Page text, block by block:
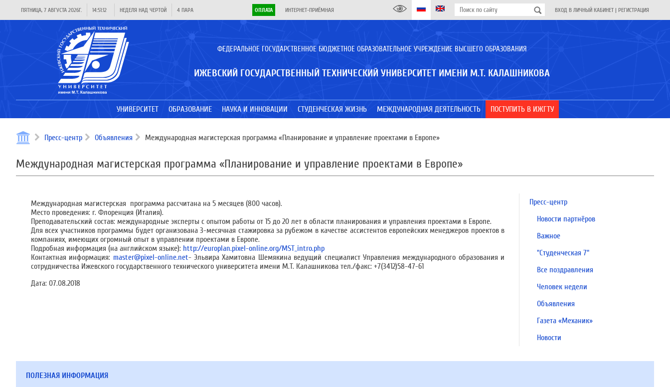
ПЯТНИЦА, 7 АВГУСТА 2026Г. 14:51:12 НЕДЕЛЯ НАД ЧЕРТОЙ 4 ПАРА ОПЛАТА ИНТЕРНЕТ-ПРИЁМНАЯ ВХОД В ЛИЧНЫЙ КАБИНЕТ | РЕГИСТРАЦИЯ
ФЕДЕРАЛЬНОЕ ГОСУДАРСТВЕННОЕ БЮДЖЕТНОЕ ОБРАЗОВАТЕЛЬНОЕ УЧРЕЖДЕНИЕ ВЫСШЕГО ОБРАЗОВАНИЯ
ИЖЕВСКИЙ ГОСУДАРСТВЕННЫЙ ТЕХНИЧЕСКИЙ УНИВЕРСИТЕТ ИМЕНИ М.Т. КАЛАШНИКОВА
УНИВЕРСИТЕТ ОБРАЗОВАНИЕ НАУКА И ИННОВАЦИИ СТУДЕНЧЕСКАЯ ЖИЗНЬ МЕЖДУНАРОДНАЯ ДЕЯТЕЛЬНОСТЬ ПОСТУПИТЬ В ИЖГТУ
Пресс-центр Объявления Международная магистерская программа «Планирование и управление проектами в Европе»
Международная магистерская программа «Планирование и управление проектами в Европе»
Международная магистерская программа рассчитана на 5 месяцев (800 часов).
Место проведения: г. Флоренция (Италия).
Преподавательский состав: международные эксперты с опытом работы от 15 до 20 лет в области планирования и управления проектами в Европе.
Для всех участников программы будет организована 3-месячная стажировка за рубежом в качестве ассистентов европейских менеджеров проектов в
компаниях, имеющих огромный опыт в управлении проектами в Европе.
Подробная информация (на английском языке): http://europlan.pixel-online.org/MST_intro.php
Контактная информация: master@pixel-online.net- Эльвира Хамитовна Шемякина ведущий специалист Управления международного образования и
сотрудничества Ижевского государственного технического университета имени М.Т. Калашникова тел./факс: +7(3412)58-47-61
Дата: 07.08.2018
Пресс-центр
Новости партнёров
Важное
"Студенческая 7"
Все поздравления
Человек недели
Объявления
Газета «Механик»
Новости
ПОЛЕЗНАЯ ИНФОРМАЦИЯ